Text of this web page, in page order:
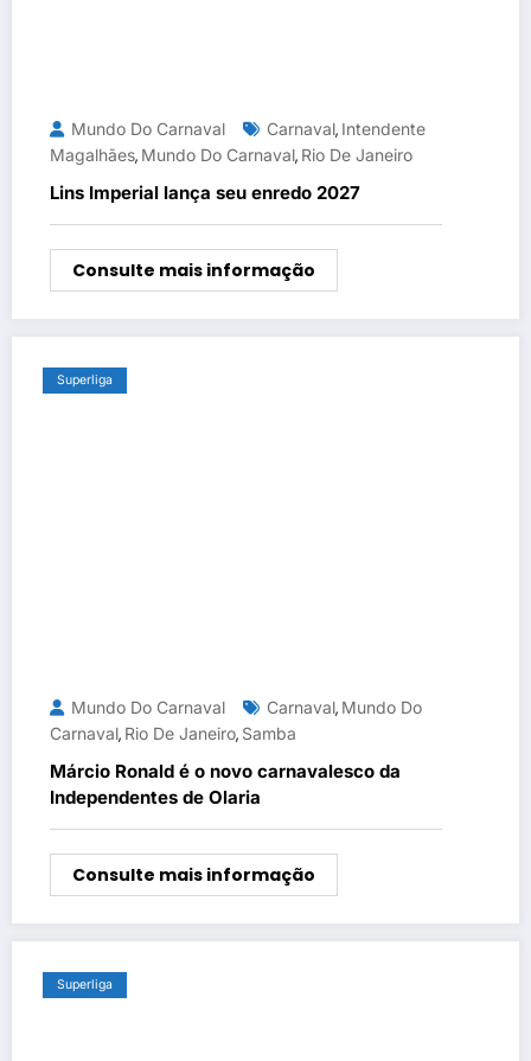
Mundo Do Carnaval Carnaval, Intendente
Magalhães, Mundo Do Carnaval, Rio De Janeiro
Lins Imperial lança seu enredo 2027
Consulte mais informação
Superliga
Mundo Do Carnaval Carnaval, Mundo Do
Carnaval, Rio De Janeiro, Samba
Márcio Ronald é o novo carnavalesco da
Independentes de Olaria
Consulte mais informação
Superliga